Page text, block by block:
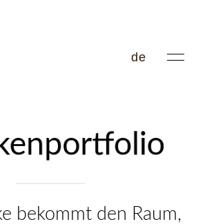
de
bekommt den Raum,